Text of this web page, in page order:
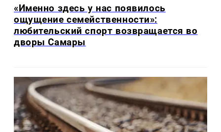
«Именно здесь у нас появилось
ощущение семейственности»:
любительский спорт возвращается во
дворы Самары